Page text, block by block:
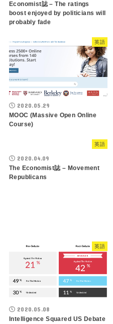
Economist誌 – The ratings
boost enjoyed by politicians will
probably fade
英語
2020.05.29
MOOC (Massive Open Online
Course)
英語
2020.04.09
The Economist誌 – Movement
Republicans
英語
2020.05.08
Intelligence Squared US Debate